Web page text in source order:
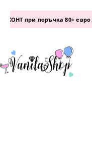
при поръчка 80+ евро //